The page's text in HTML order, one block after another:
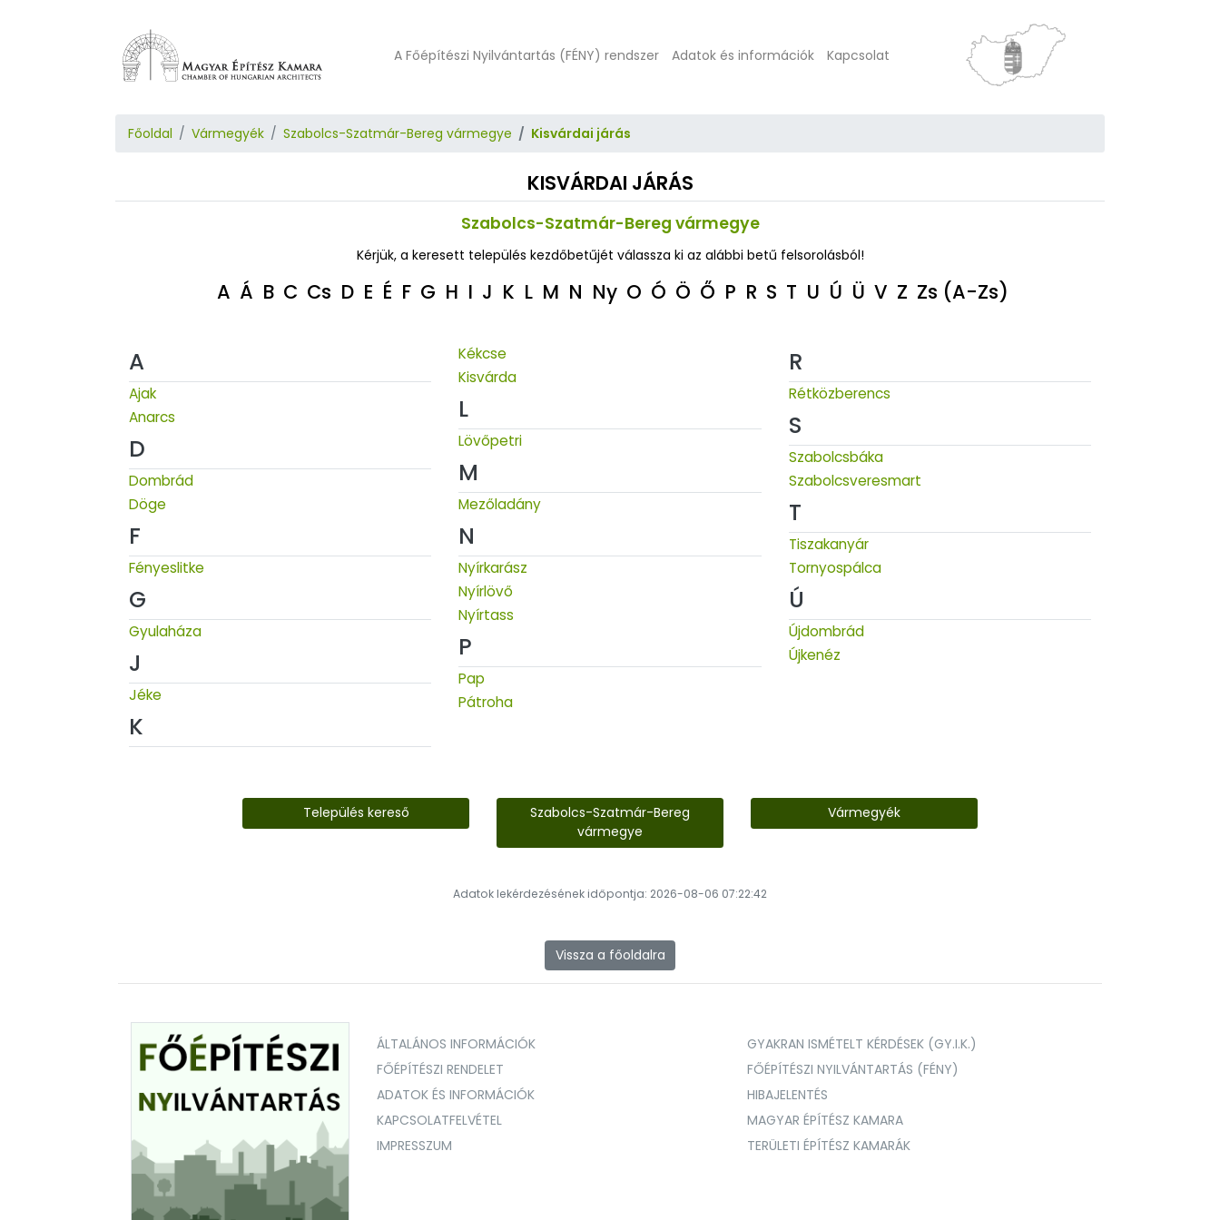
A Főépítészi Nyilvántartás (FÉNY) rendszer Adatok és információk Kapcsolat
Főoldal Vármegyék Szabolcs-Szatmár-Bereg vármegye Kisvárdai járás
KISVÁRDAI JÁRÁS
Szabolcs-Szatmár-Bereg vármegye
Kérjük, a keresett település kezdőbetűjét válassza ki az alábbi betű felsorolásból!
A Á B C Cs D E É F G H I J K L M N Ny O Ó Ö Ő P R S T U Ú Ü V Z Zs (A-Zs)
A
Ajak
Anarcs
D
Dombrád
Döge
F
Fényeslitke
G
Gyulaháza
J
Jéke
K
Kékcse
Kisvárda
L
Lövőpetri
M
Mezőladány
N
Nyírkarász
Nyírlövő
Nyírtass
P
Pap
Pátroha
R
Rétközberencs
S
Szabolcsbáka
Szabolcsveresmart
T
Tiszakanyár
Tornyospálca
Ú
Újdombrád
Újkenéz
Település kereső
Szabolcs-Szatmár-Bereg
vármegye
Vármegyék
Adatok lekérdezésének időpontja: 2026-08-06 07:22:42
Vissza a főoldalra
ÁLTALÁNOS INFORMÁCIÓK
GYAKRAN ISMÉTELT KÉRDÉSEK (GY.I.K.)
FŐÉPÍTÉSZI RENDELET
FŐÉPÍTÉSZI NYILVÁNTARTÁS (FÉNY)
ADATOK ÉS INFORMÁCIÓK
HIBAJELENTÉS
KAPCSOLATFELVÉTEL
MAGYAR ÉPÍTÉSZ KAMARA
IMPRESSZUM
TERÜLETI ÉPÍTÉSZ KAMARÁK